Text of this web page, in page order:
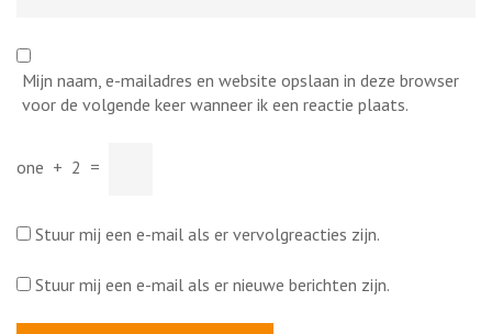
Mijn naam, e-mailadres en website opslaan in deze browser
voor de volgende keer wanneer ik een reactie plaats.
one + 2 =
Stuur mij een e-mail als er vervolgreacties zijn.
Stuur mij een e-mail als er nieuwe berichten zijn.